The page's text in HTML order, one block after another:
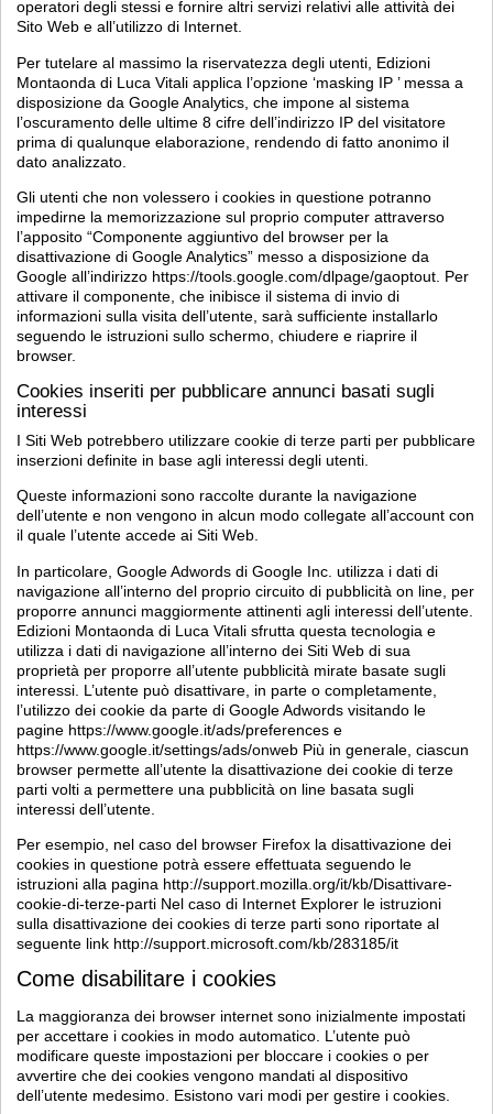
operatori degli stessi e fornire altri servizi relativi alle attività dei
Sito Web e all’utilizzo di Internet.
Per tutelare al massimo la riservatezza degli utenti, Edizioni
Montaonda di Luca Vitali applica l’opzione ‘masking IP ’ messa a
disposizione da Google Analytics, che impone al sistema
l’oscuramento delle ultime 8 cifre dell’indirizzo IP del visitatore
prima di qualunque elaborazione, rendendo di fatto anonimo il
dato analizzato.
Gli utenti che non volessero i cookies in questione potranno
impedirne la memorizzazione sul proprio computer attraverso
l’apposito “Componente aggiuntivo del browser per la
disattivazione di Google Analytics” messo a disposizione da
Google all’indirizzo https://tools.google.com/dlpage/gaoptout. Per
attivare il componente, che inibisce il sistema di invio di
informazioni sulla visita dell’utente, sarà sufficiente installarlo
seguendo le istruzioni sullo schermo, chiudere e riaprire il
browser.
Cookies inseriti per pubblicare annunci basati sugli
interessi
I Siti Web potrebbero utilizzare cookie di terze parti per pubblicare
inserzioni definite in base agli interessi degli utenti.
Queste informazioni sono raccolte durante la navigazione
dell’utente e non vengono in alcun modo collegate all’account con
il quale l’utente accede ai Siti Web.
In particolare, Google Adwords di Google Inc. utilizza i dati di
navigazione all’interno del proprio circuito di pubblicità on line, per
proporre annunci maggiormente attinenti agli interessi dell’utente.
Edizioni Montaonda di Luca Vitali sfrutta questa tecnologia e
utilizza i dati di navigazione all’interno dei Siti Web di sua
proprietà per proporre all’utente pubblicità mirate basate sugli
interessi. L’utente può disattivare, in parte o completamente,
l’utilizzo dei cookie da parte di Google Adwords visitando le
pagine https://www.google.it/ads/preferences e
https://www.google.it/settings/ads/onweb Più in generale, ciascun
browser permette all’utente la disattivazione dei cookie di terze
parti volti a permettere una pubblicità on line basata sugli
interessi dell’utente.
Per esempio, nel caso del browser Firefox la disattivazione dei
cookies in questione potrà essere effettuata seguendo le
istruzioni alla pagina http://support.mozilla.org/it/kb/Disattivare-
cookie-di-terze-parti Nel caso di Internet Explorer le istruzioni
sulla disattivazione dei cookies di terze parti sono riportate al
seguente link http://support.microsoft.com/kb/283185/it
Come disabilitare i cookies
La maggioranza dei browser internet sono inizialmente impostati
per accettare i cookies in modo automatico. L’utente può
modificare queste impostazioni per bloccare i cookies o per
avvertire che dei cookies vengono mandati al dispositivo
dell’utente medesimo. Esistono vari modi per gestire i cookies.